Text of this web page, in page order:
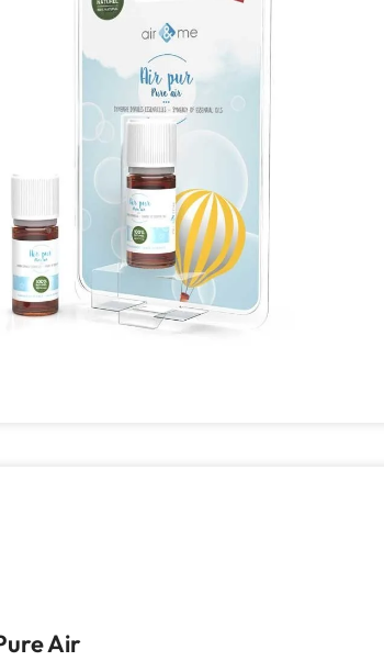
kad padidintumėte
Air